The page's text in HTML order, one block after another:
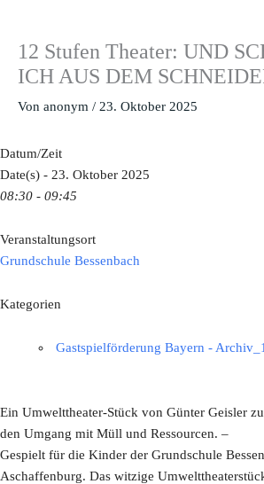
12 Stufen Theater: UND
ICH AUS DEM
Von anonym / 23. Oktober 2025
Datum/Zeit
Date(s) - 23. Oktober 2025
08:30 - 09:45
Veranstaltungsort
Grundschule Bessenbach
Kategorien
Gastspielförderung Bayern - Archiv_1
Ein Umwelttheater-Stück von Günter Geisler
den Umgang mit Müll und Ressourcen. –
Gespielt für die Kinder der Grundschule
Aschaffenburg. Das witzige